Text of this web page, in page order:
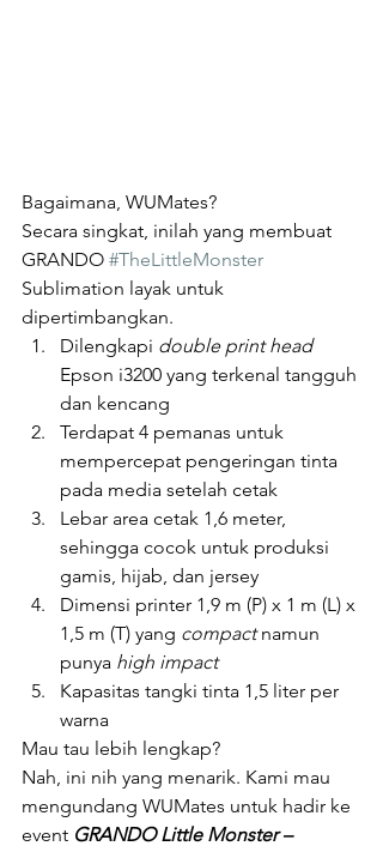
Bagaimana, WUMates?
Secara singkat, inilah yang membuat
GRANDO #TheLittleMonster
Sublimation layak untuk
dipertimbangkan.
Dilengkapi double print head
Epson i3200 yang terkenal tangguh
dan kencang
Terdapat 4 pemanas untuk
mempercepat pengeringan tinta
pada media setelah cetak
Lebar area cetak 1,6 meter,
sehingga cocok untuk produksi
gamis, hijab, dan jersey
Dimensi printer 1,9 m (P) x 1 m (L) x
1,5 m (T) yang compact namun
punya high impact
Kapasitas tangki tinta 1,5 liter per
warna
Mau tau lebih lengkap?
Nah, ini nih yang menarik. Kami mau
mengundang WUMates untuk hadir ke
event GRANDO Little Monster –